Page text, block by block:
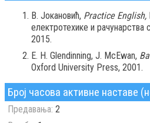
В. Јокановић, Practice English,
електротехике и рачунарства
2015.
E. H. Glendinning, J. McEwan,
Oxford University Press, 2001.
Број часова активне наставе
Предавања: 2